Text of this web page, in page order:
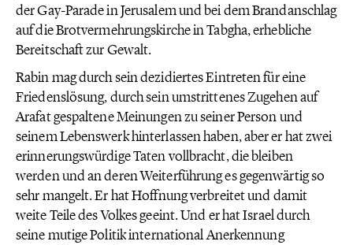
der Gay-Parade in Jerusalem und bei dem Brandanschlag
auf die Brotvermehrungskirche in Tabgha, erhebliche
Bereitschaft zur Gewalt.
Rabin mag durch sein dezidiertes Eintreten für eine
Friedenslösung, durch sein umstrittenes Zugehen auf
Arafat gespaltene Meinungen zu seiner Person und
seinem Lebenswerk hinterlassen haben, aber er hat zwei
erinnerungswürdige Taten vollbracht, die bleiben
werden und an deren Weiterführung es gegenwärtig so
sehr mangelt. Er hat Hoffnung verbreitet und damit
weite Teile des Volkes geeint. Und er hat Israel durch
seine mutige Politik international Anerkennung